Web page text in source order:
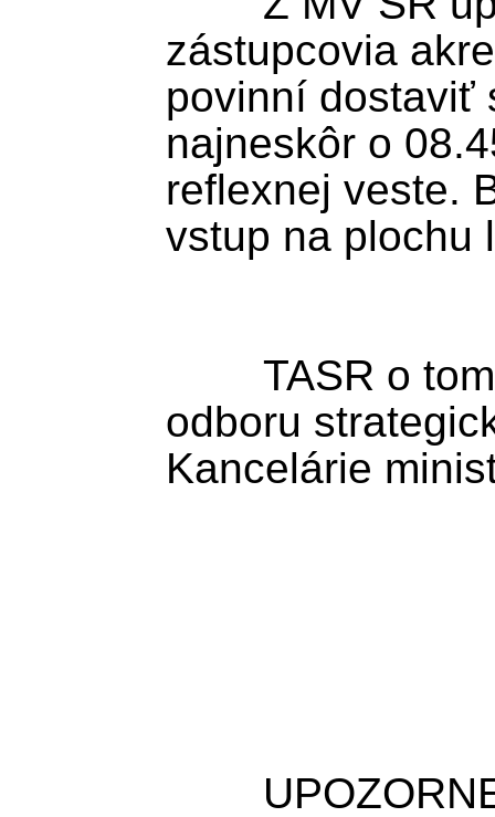
zástupcovia
povinní dostaviť
najneskôr o
reflexnej veste.
vstup na plochu
odboru
Kancelárie